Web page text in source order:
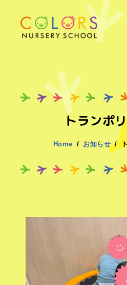
トランポ
Home お知らせ